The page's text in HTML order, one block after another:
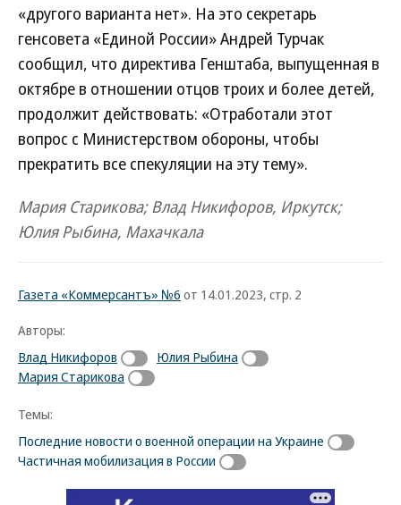
«другого варианта нет». На это секретарь
генсовета «Единой России» Андрей Турчак
сообщил, что директива Генштаба, выпущенная в
октябре в отношении отцов троих и более детей,
продолжит действовать: «Отработали этот
вопрос с Министерством обороны, чтобы
прекратить все спекуляции на эту тему».
Мария Старикова; Влад Никифоров, Иркутск;
Юлия Рыбина, Махачкала
Газета «Коммерсантъ» №6 от 14.01.2023, стр. 2
Авторы:
Влад Никифоров
Юлия Рыбина
Мария Старикова
Темы:
Последние новости о военной операции на Украине
Частичная мобилизация в России